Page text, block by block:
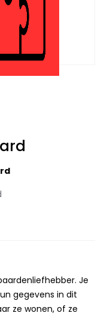
Je
gegevens in dit
ze wonen, of ze